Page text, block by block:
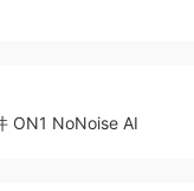
ON1 NoNoise AI